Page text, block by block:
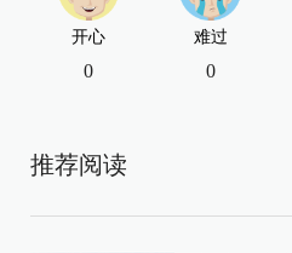
开心
0
难过
0
推荐阅读